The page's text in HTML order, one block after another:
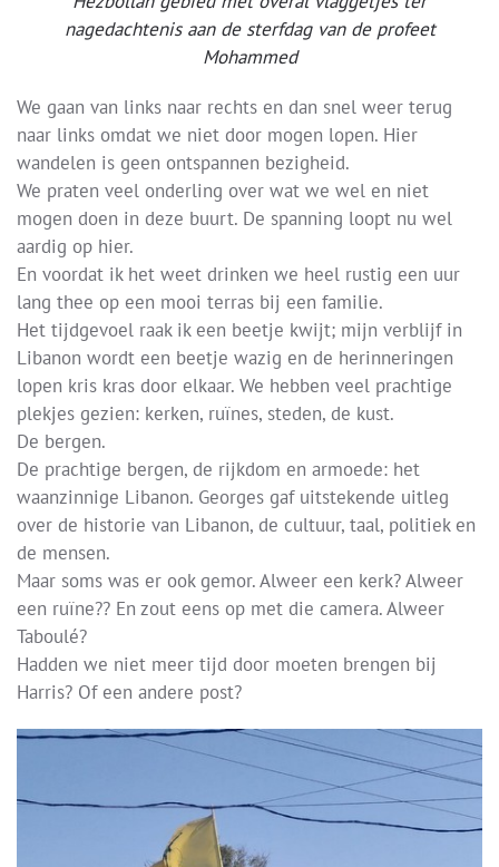
nagedachtenis aan de sterfdag van de profeet
Mohammed
We gaan van links naar rechts en dan snel weer terug
naar links omdat we niet door mogen lopen. Hier
wandelen is geen ontspannen bezigheid.
We praten veel onderling over wat we wel en niet
mogen doen in deze buurt. De spanning loopt nu wel
aardig op hier.
En voordat ik het weet drinken we heel rustig een uur
lang thee op een mooi terras bij een familie.
Het tijdgevoel raak ik een beetje kwijt; mijn verblijf in
Libanon wordt een beetje wazig en de herinneringen
lopen kris kras door elkaar. We hebben veel prachtige
plekjes gezien: kerken, ruïnes, steden, de kust.
De bergen.
De prachtige bergen, de rijkdom en armoede: het
waanzinnige Libanon. Georges gaf uitstekende uitleg
over de historie van Libanon, de cultuur, taal, politiek en
de mensen.
Maar soms was er ook gemor. Alweer een kerk? Alweer
een ruïne?? En zout eens op met die camera. Alweer
Taboulé?
Hadden we niet meer tijd door moeten brengen bij
Harris? Of een andere post?